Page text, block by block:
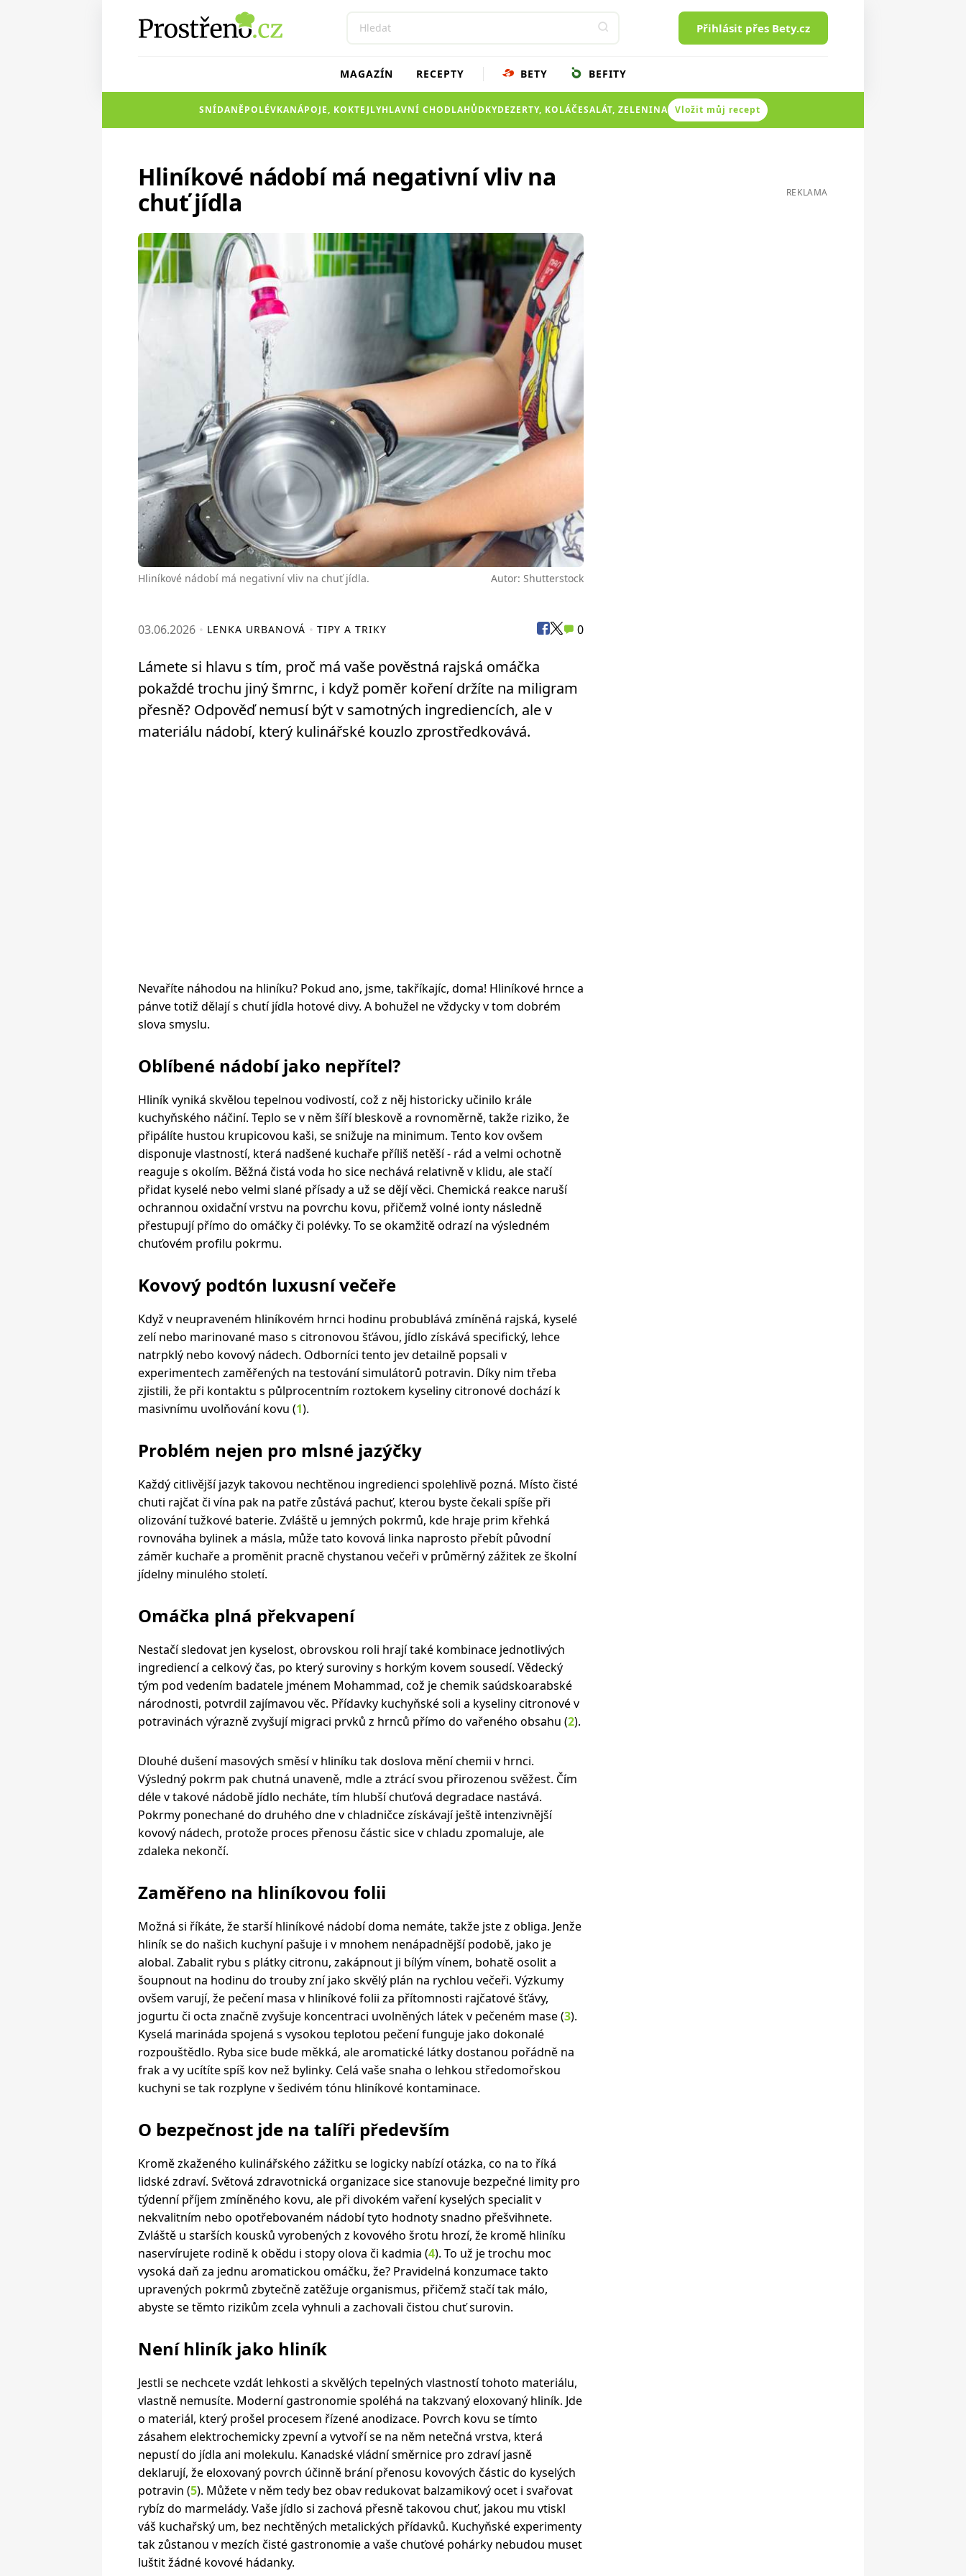
Přihlásit přes Bety.cz
MAGAZÍN RECEPTY BETY BEFITY
SNÍDANĚPOLÉVKANÁPOJE, KOKTEJLYHLAVNÍ CHODLAHŮDKYDEZERTY, KOLÁČESALÁT, ZELENINA Vložit můj recept
Hliníkové nádobí má negativní vliv na
chuť jídla
Hliníkové nádobí má negativní vliv na chuť jídla. Autor: Shutterstock
03.06.2026 LENKA URBANOVÁ TIPY A TRIKY 0
Lámete si hlavu s tím, proč má vaše pověstná rajská omáčka
pokaždé trochu jiný šmrnc, i když poměr koření držíte na miligram
přesně? Odpověď nemusí být v samotných ingrediencích, ale v
materiálu nádobí, který kulinářské kouzlo zprostředkovává.
Nevaříte náhodou na hliníku? Pokud ano, jsme, takříkajíc, doma! Hliníkové hrnce a
pánve totiž dělají s chutí jídla hotové divy. A bohužel ne vždycky v tom dobrém
slova smyslu.
Oblíbené nádobí jako nepřítel?
Hliník vyniká skvělou tepelnou vodivostí, což z něj historicky učinilo krále
kuchyňského náčiní. Teplo se v něm šíří bleskově a rovnoměrně, takže riziko, že
připálíte hustou krupicovou kaši, se snižuje na minimum. Tento kov ovšem
disponuje vlastností, která nadšené kuchaře příliš netěší - rád a velmi ochotně
reaguje s okolím. Běžná čistá voda ho sice nechává relativně v klidu, ale stačí
přidat kyselé nebo velmi slané přísady a už se dějí věci. Chemická reakce naruší
ochrannou oxidační vrstvu na povrchu kovu, přičemž volné ionty následně
přestupují přímo do omáčky či polévky. To se okamžitě odrazí na výsledném
chuťovém profilu pokrmu.
Kovový podtón luxusní večeře
Když v neupraveném hliníkovém hrnci hodinu probublává zmíněná rajská, kyselé
zelí nebo marinované maso s citronovou šťávou, jídlo získává specifický, lehce
natrpklý nebo kovový nádech. Odborníci tento jev detailně popsali v
experimentech zaměřených na testování simulátorů potravin. Díky nim třeba
zjistili, že při kontaktu s půlprocentním roztokem kyseliny citronové dochází k
masivnímu uvolňování kovu (1).
Problém nejen pro mlsné jazýčky
Každý citlivější jazyk takovou nechtěnou ingredienci spolehlivě pozná. Místo čisté
chuti rajčat či vína pak na patře zůstává pachuť, kterou byste čekali spíše při
olizování tužkové baterie. Zvláště u jemných pokrmů, kde hraje prim křehká
rovnováha bylinek a másla, může tato kovová linka naprosto přebít původní
záměr kuchaře a proměnit pracně chystanou večeři v průměrný zážitek ze školní
jídelny minulého století.
Omáčka plná překvapení
Nestačí sledovat jen kyselost, obrovskou roli hrají také kombinace jednotlivých
ingrediencí a celkový čas, po který suroviny s horkým kovem sousedí. Vědecký
tým pod vedením badatele jménem Mohammad, což je chemik saúdskoarabské
národnosti, potvrdil zajímavou věc. Přídavky kuchyňské soli a kyseliny citronové v
potravinách výrazně zvyšují migraci prvků z hrnců přímo do vařeného obsahu (2).
Dlouhé dušení masových směsí v hliníku tak doslova mění chemii v hrnci.
Výsledný pokrm pak chutná unaveně, mdle a ztrácí svou přirozenou svěžest. Čím
déle v takové nádobě jídlo necháte, tím hlubší chuťová degradace nastává.
Pokrmy ponechané do druhého dne v chladničce získávají ještě intenzivnější
kovový nádech, protože proces přenosu částic sice v chladu zpomaluje, ale
zdaleka nekončí.
Zaměřeno na hliníkovou folii
Možná si říkáte, že starší hliníkové nádobí doma nemáte, takže jste z obliga. Jenže
hliník se do našich kuchyní pašuje i v mnohem nenápadnější podobě, jako je
alobal. Zabalit rybu s plátky citronu, zakápnout ji bílým vínem, bohatě osolit a
šoupnout na hodinu do trouby zní jako skvělý plán na rychlou večeři. Výzkumy
ovšem varují, že pečení masa v hliníkové folii za přítomnosti rajčatové šťávy,
jogurtu či octa značně zvyšuje koncentraci uvolněných látek v pečeném mase (3).
Kyselá marináda spojená s vysokou teplotou pečení funguje jako dokonalé
rozpouštědlo. Ryba sice bude měkká, ale aromatické látky dostanou pořádně na
frak a vy ucítíte spíš kov než bylinky. Celá vaše snaha o lehkou středomořskou
kuchyni se tak rozplyne v šedivém tónu hliníkové kontaminace.
O bezpečnost jde na talíři především
Kromě zkaženého kulinářského zážitku se logicky nabízí otázka, co na to říká
lidské zdraví. Světová zdravotnická organizace sice stanovuje bezpečné limity pro
týdenní příjem zmíněného kovu, ale při divokém vaření kyselých specialit v
nekvalitním nebo opotřebovaném nádobí tyto hodnoty snadno přešvihnete.
Zvláště u starších kousků vyrobených z kovového šrotu hrozí, že kromě hliníku
naservírujete rodině k obědu i stopy olova či kadmia (4). To už je trochu moc
vysoká daň za jednu aromatickou omáčku, že? Pravidelná konzumace takto
upravených pokrmů zbytečně zatěžuje organismus, přičemž stačí tak málo,
abyste se těmto rizikům zcela vyhnuli a zachovali čistou chuť surovin.
Není hliník jako hliník
Jestli se nechcete vzdát lehkosti a skvělých tepelných vlastností tohoto materiálu,
vlastně nemusíte. Moderní gastronomie spoléhá na takzvaný eloxovaný hliník. Jde
o materiál, který prošel procesem řízené anodizace. Povrch kovu se tímto
zásahem elektrochemicky zpevní a vytvoří se na něm netečná vrstva, která
nepustí do jídla ani molekulu. Kanadské vládní směrnice pro zdraví jasně
deklarují, že eloxovaný povrch účinně brání přenosu kovových částic do kyselých
potravin (5). Můžete v něm tedy bez obav redukovat balzamikový ocet i svařovat
rybíz do marmelády. Vaše jídlo si zachová přesně takovou chuť, jakou mu vtiskl
váš kuchařský um, bez nechtěných metalických přídavků. Kuchyňské experimenty
tak zůstanou v mezích čisté gastronomie a vaše chuťové pohárky nebudou muset
luštit žádné kovové hádanky.
REKLAMA